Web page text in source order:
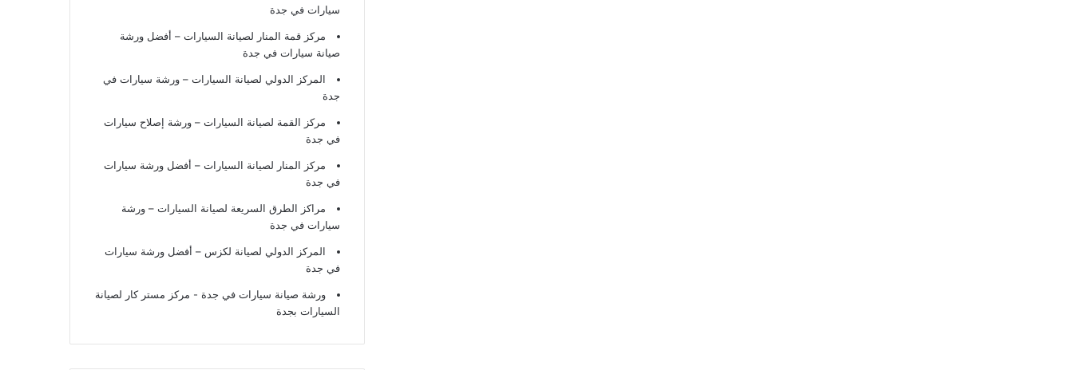
سيارات في جدة
مركز قمة المنار لصيانة السيارات – أفضل ورشة
صيانة سيارات في جدة
المركز الدولي لصيانة السيارات – ورشة سيارات في
جدة
مركز القمة لصيانة السيارات – ورشة إصلاح سيارات
في جدة
مركز المنار لصيانة السيارات – أفضل ورشة سيارات
في جدة
مراكز الطرق السريعة لصيانة السيارات – ورشة
سيارات في جدة
المركز الدولي لصيانة لكزس – أفضل ورشة سيارات
في جدة
ورشة صيانة سيارات في جدة - مركز مستر كار لصيانة
السيارات بجدة